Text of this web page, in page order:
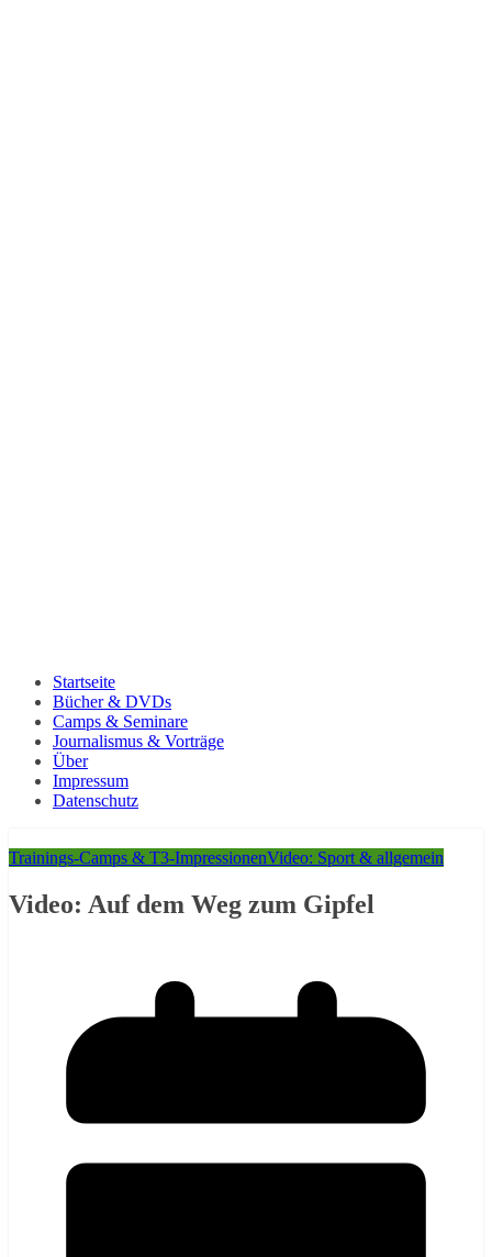
Startseite
Bücher & DVDs
Camps & Seminare
Journalismus & Vorträge
Über
Impressum
Datenschutz
Trainings-Camps & T3-ImpressionenVideo: Sport & allgemein
Video: Auf dem Weg zum Gipfel